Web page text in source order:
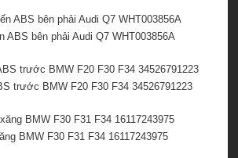
ABS bên phải Audi Q7 WHT003856A
trước BMW F20 F30 F34 34526791223
BMW F30 F31 F34 16117243975